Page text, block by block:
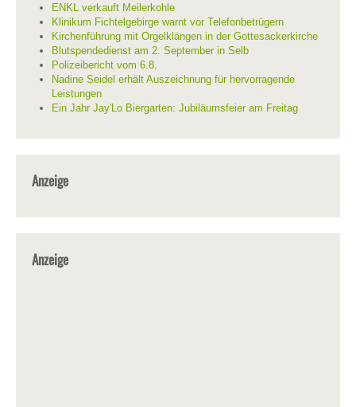
ENKL verkauft Meilerkohle
Klinikum Fichtelgebirge warnt vor Telefonbetrügern
Kirchenführung mit Orgelklängen in der Gottesackerkirche
Blutspendedienst am 2. September in Selb
Polizeibericht vom 6.8.
Nadine Seidel erhält Auszeichnung für hervorragende
Leistungen
Ein Jahr Jay'Lo Biergarten: Jubiläumsfeier am Freitag
Anzeige
Anzeige